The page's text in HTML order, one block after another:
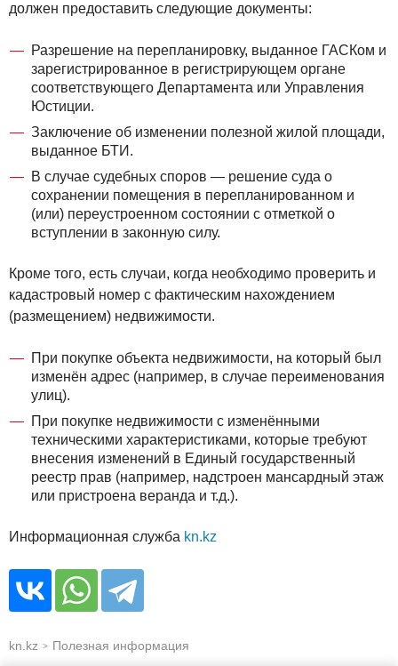
должен предоставить следующие документы:
Разрешение на перепланировку, выданное ГАСКом и
зарегистрированное в регистрирующем органе
соответствующего Департамента или Управления
Юстиции.
Заключение об изменении полезной жилой площади,
выданное БТИ.
В случае судебных споров — решение суда о
сохранении помещения в перепланированном и
(или) переустроенном состоянии с отметкой о
вступлении в законную силу.
Кроме того, есть случаи, когда необходимо проверить и
кадастровый номер с фактическим нахождением
(размещением) недвижимости.
При покупке объекта недвижимости, на который был
изменён адрес (например, в случае переименования
улиц).
При покупке недвижимости с изменёнными
техническими характеристиками, которые требуют
внесения изменений в Единый государственный
реестр прав (например, надстроен мансардный этаж
или пристроена веранда и т.д.).
Информационная служба kn.kz
kn.kz > Полезная информация